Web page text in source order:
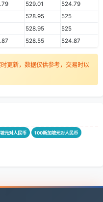
529.01
524.79
528.95
525
528.95
525
528.55 524.87
更新，数据仅供参考，交易时以
元对人民币 100新加坡元对人民币